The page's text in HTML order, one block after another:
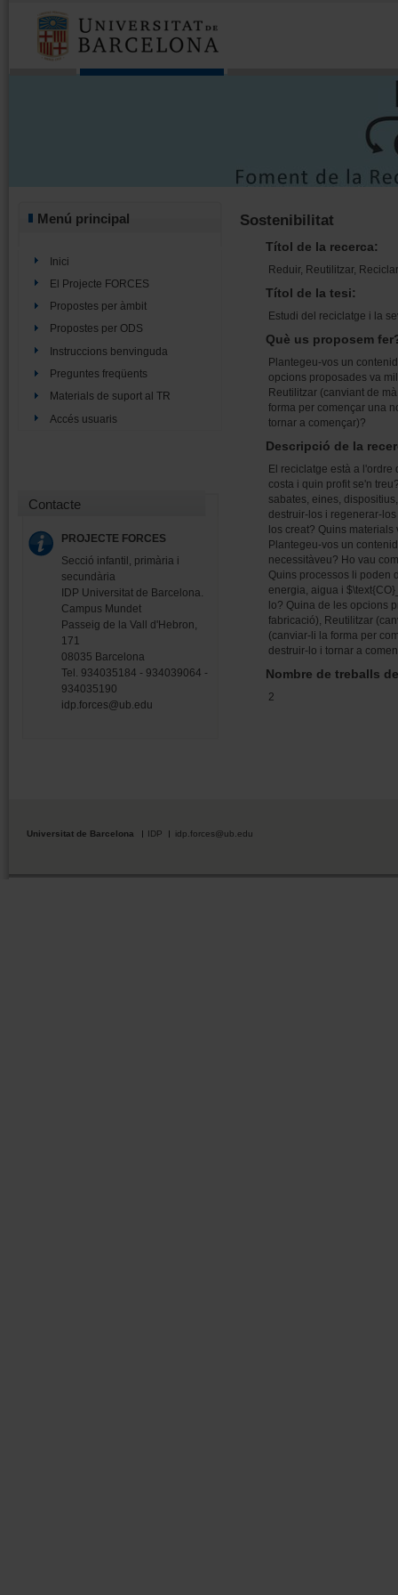
Menú principal
Inici
El Projecte FORCES
Propostes per àmbit
Propostes per ODS
Instruccions benvinguda
Preguntes freqüents
Materials de suport al TR
Accés usuaris
Contacte
PROJECTE FORCES
Secció infantil, primària i
secundària
IDP Universitat de Barcelona.
Campus Mundet
Passeig de la Vall d'Hebron,
171
08035 Barcelona
Tel. 934035184 - 934039064 -
934035190
idp.forces@ub.edu
Sostenibilitat
Títol de la recerca:
Reduir, Reutilitzar,
Títol de la tesi:
Estudi del reciclatge i la
Què us proposem
Plantegeu-vos un
opcions proposades va
Reutilitzar (canviant de
forma per començar una
tornar a començar)?
Descripció de la
El reciclatge està a
costa i quin profit se'n
sabates, eines,
destruir-los i regenerar-
los creat? Quins
Plantegeu-vos un
necessitàveu? Ho vau
Quins processos li poden
energia, aigua i
lo? Quina de les opcions
fabricació), Reutilitzar
(canviar-li la forma per
destruir-lo i tornar a
Nombre de treballs
2
Universitat de Barcelona IDP idp.forces@ub.edu